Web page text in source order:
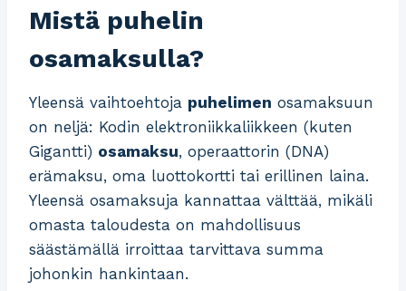
Mistä puhelin
osamaksulla?
Yleensä vaihtoehtoja puhelimen osamaksuun
on neljä: Kodin elektroniikkaliikkeen (kuten
Gigantti) osamaksu, operaattorin (DNA)
erämaksu, oma luottokortti tai erillinen laina.
Yleensä osamaksuja kannattaa välttää, mikäli
omasta taloudesta on mahdollisuus
säästämällä irroittaa tarvittava summa
johonkin hankintaan.